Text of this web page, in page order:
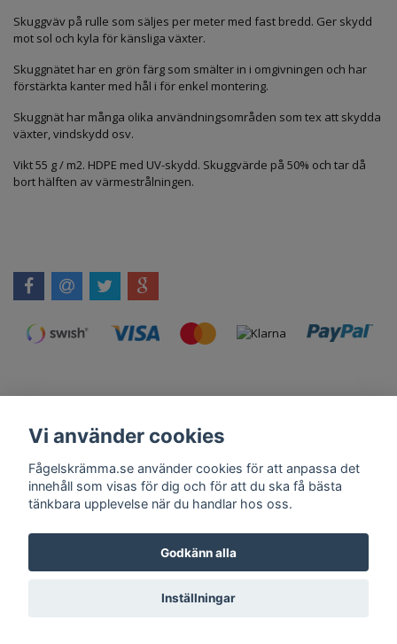
Skuggväv på rulle som säljes per meter med fast bredd. Ger skydd
mot sol och kyla för känsliga växter.
Skuggnätet har en grön färg som smälter in i omgivningen och har
förstärkta kanter med hål i för enkel montering.
Skuggnät har många olika användningsområden som tex att skydda
växter, vindskydd osv.
Vikt 55 g / m2. HDPE med UV-skydd. Skuggvärde på 50% och tar då
bort hälften av värmestrålningen.
Kontakt Om Oss Köpvillkor Skadedjursprodukter.se
Tilahome.se
Få vårt nyhetsbrev
Anmäl
© Copyright 2026 Fågelskrämma.se
Vi använder cookies
Fågelskrämma.se använder cookies för att anpassa det
innehåll som visas för dig och för att du ska få bästa
tänkbara upplevelse när du handlar hos oss.
Godkänn alla
Inställningar